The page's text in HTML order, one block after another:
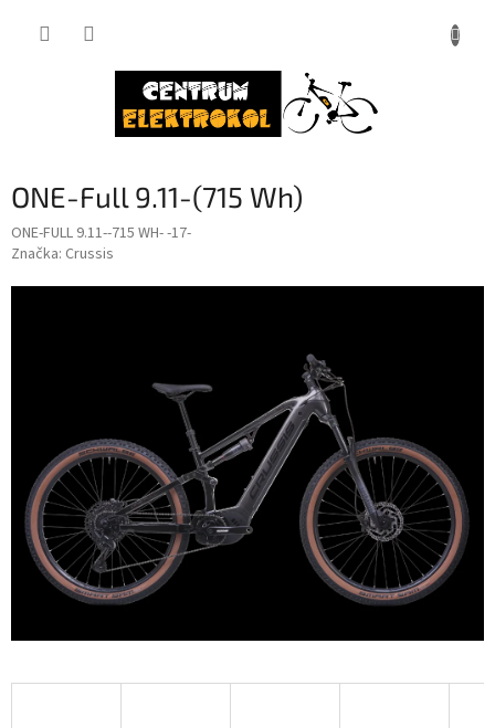
ONE-Full 9.11-(715 Wh)
ONE-FULL 9.11--715 WH- -17-
Značka: Crussis